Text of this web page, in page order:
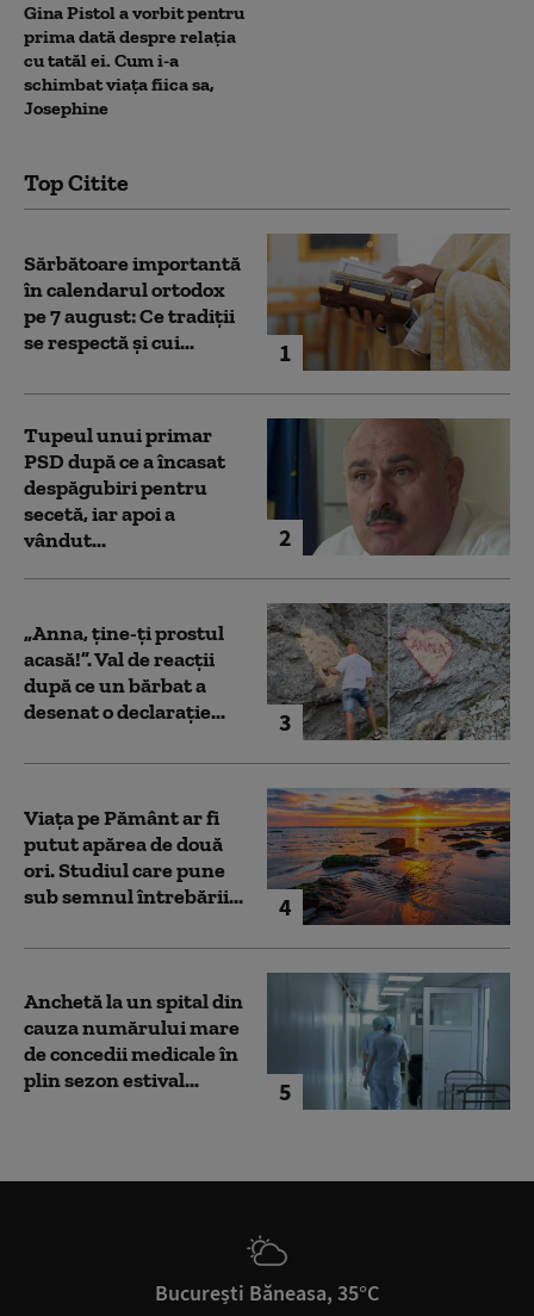
Gina Pistol a vorbit pentru
prima dată despre relația
cu tatăl ei. Cum i-a
schimbat viața fiica sa,
Josephine
Top Citite
1
Sărbătoare importantă
în calendarul ortodox
pe 7 august: Ce tradiții
se respectă și cui...
2
Tupeul unui primar
PSD după ce a încasat
despăgubiri pentru
secetă, iar apoi a
vândut...
3
„Anna, ţine-ţi prostul
acasă!”. Val de reacții
după ce un bărbat a
desenat o declarație...
4
Viața pe Pământ ar fi
putut apărea de două
ori. Studiul care pune
sub semnul întrebării...
5
Anchetă la un spital din
cauza numărului mare
de concedii medicale în
plin sezon estival...
București Băneasa, 35°C